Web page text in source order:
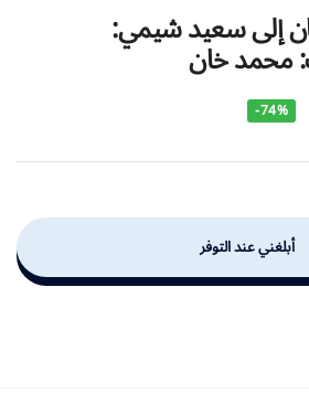
إلى سعيد شيمي:
محمد خان
-74%
أبلغني عند التوفر